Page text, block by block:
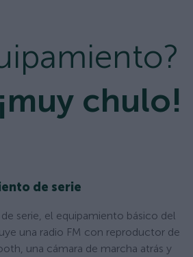
¡muy chulo!
de serie
serie, el equipamiento básico del
una radio FM con reproductor de
una cámara de marcha atrás y